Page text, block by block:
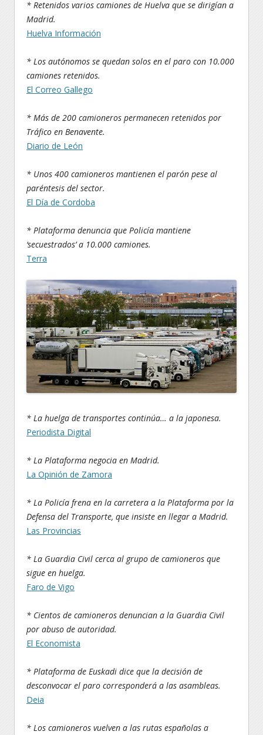
* Retenidos varios camiones de Huelva que se dirigían a
Madrid.
Huelva Información
* Los autónomos se quedan solos en el paro con 10.000
camiones retenidos.
El Correo Gallego
* Más de 200 camioneros permanecen retenidos por
Tráfico en Benavente.
Diario de León
* Unos 400 camioneros mantienen el parón pese al
paréntesis del sector.
El Día de Cordoba
* Plataforma denuncia que Policía mantiene
‘secuestrados’ a 10.000 camiones.
Terra
* La huelga de transportes continúa… a la japonesa.
Periodista Digital
* La Plataforma negocia en Madrid.
La Opinión de Zamora
* La Policía frena en la carretera a la Plataforma por la
Defensa del Transporte, que insiste en llegar a Madrid.
Las Provincias
* La Guardia Civil cerca al grupo de camioneros que
sigue en huelga.
Faro de Vigo
* Cientos de camioneros denuncian a la Guardia Civil
por abuso de autoridad.
El Economista
* Plataforma de Euskadi dice que la decisión de
desconvocar el paro corresponderá a las asambleas.
Deia
* Los camioneros vuelven a las rutas españolas a